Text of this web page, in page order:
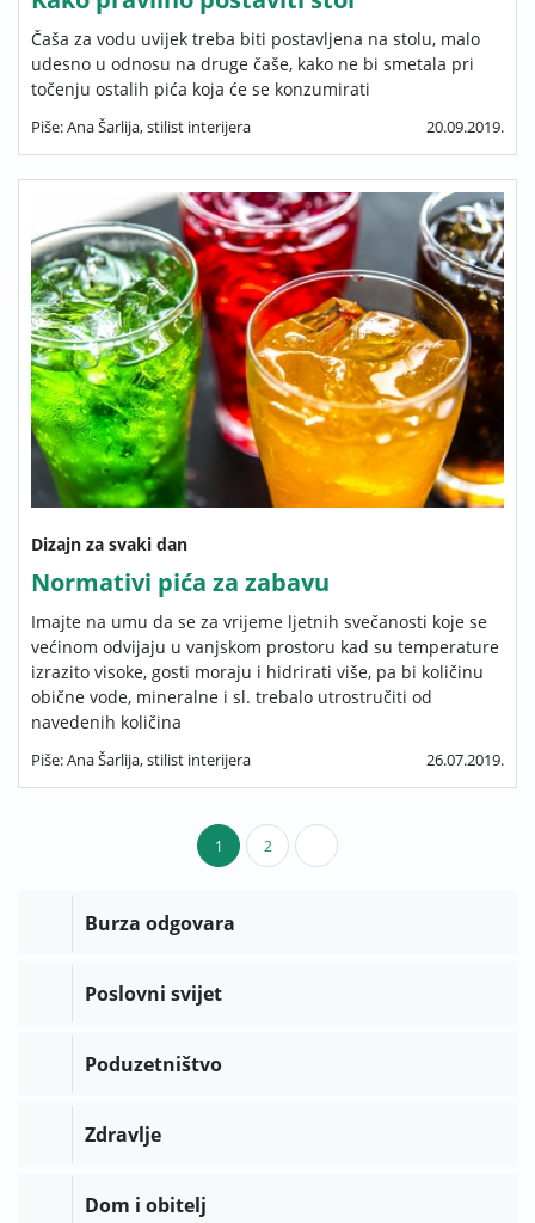
Čaša za vodu uvijek treba biti postavljena na stolu, malo
udesno u odnosu na druge čaše, kako ne bi smetala pri
točenju ostalih pića koja će se konzumirati
Piše: Ana Šarlija, stilist interijera 20.09.2019.
Dizajn za svaki dan
Normativi pića za zabavu
Imajte na umu da se za vrijeme ljetnih svečanosti koje se
većinom odvijaju u vanjskom prostoru kad su temperature
izrazito visoke, gosti moraju i hidrirati više, pa bi količinu
obične vode, mineralne i sl. trebalo utrostručiti od
navedenih količina
Piše: Ana Šarlija, stilist interijera 26.07.2019.
1 2
Burza odgovara
Poslovni svijet
Poduzetništvo
Zdravlje
Dom i obitelj